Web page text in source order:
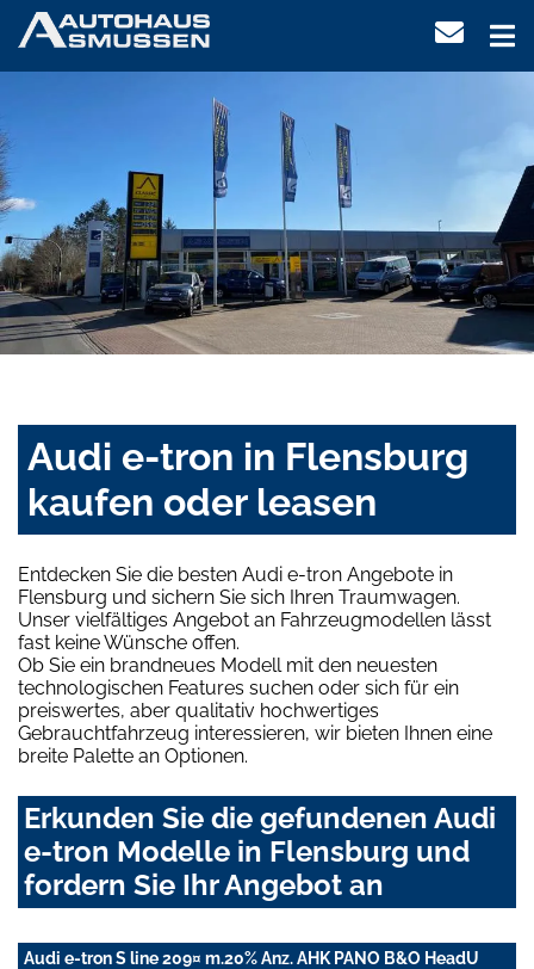
Audi e-tron in Flensburg
kaufen oder leasen
Entdecken Sie die besten Audi e-tron Angebote in
Flensburg und sichern Sie sich Ihren Traumwagen.
Unser vielfältiges Angebot an Fahrzeugmodellen lässt
fast keine Wünsche offen.
Ob Sie ein brandneues Modell mit den neuesten
technologischen Features suchen oder sich für ein
preiswertes, aber qualitativ hochwertiges
Gebrauchtfahrzeug interessieren, wir bieten Ihnen eine
breite Palette an Optionen.
Erkunden Sie die gefundenen Audi
e-tron Modelle in Flensburg und
fordern Sie Ihr Angebot an
Audi e-tron S line 209¤ m.20% Anz. AHK PANO B&O HeadU